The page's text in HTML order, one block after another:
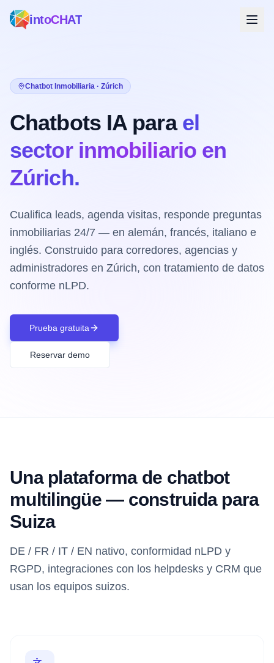
intoCHAT
Chatbot Inmobiliaria · Zúrich
Chatbots IA para el
sector inmobiliario en
Zúrich.
Cualifica leads, agenda visitas, responde preguntas
inmobiliarias 24/7 — en alemán, francés, italiano e
inglés. Construido para corredores, agencias y
administradores en Zúrich, con tratamiento de datos
conforme nLPD.
Prueba gratuita
Reservar demo
Una plataforma de chatbot
multilingüe — construida para
Suiza
DE / FR / IT / EN nativo, conformidad nLPD y
RGPD, integraciones con los helpdesks y CRM que
usan los equipos suizos.